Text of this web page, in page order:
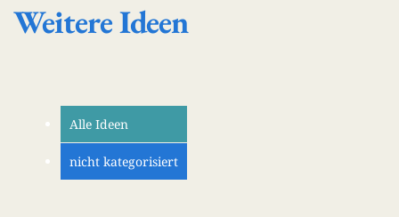
Weitere Ideen
Alle Ideen
nicht kategorisiert